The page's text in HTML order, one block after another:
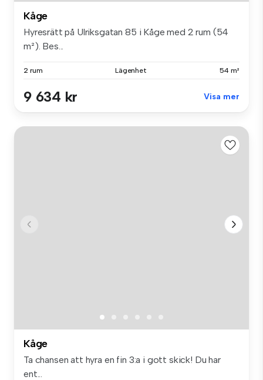
Kåge
Hyresrätt på Ulriksgatan 85 i Kåge med 2 rum (54
m²). Bes...
2 rum Lägenhet 54 m²
9 634 kr Visa mer
Kåge
Ta chansen att hyra en fin 3:a i gott skick! Du har
ent...